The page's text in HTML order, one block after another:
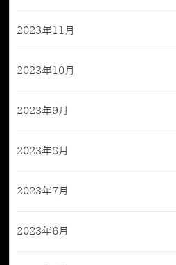
2023年11月
2023年10月
2023年9月
2023年8月
2023年7月
2023年6月